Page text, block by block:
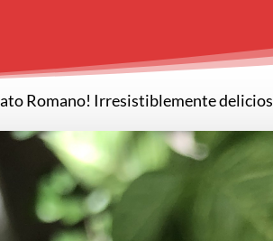
Romano! Irresistiblemente